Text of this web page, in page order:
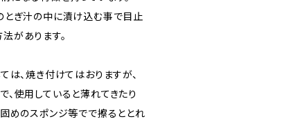
とぎ汁の中に漬け込む事で目止
があります。
は、焼き付けてはおりますが、
、使用していると薄れてきたり
めのスポンジ等でで擦るととれ